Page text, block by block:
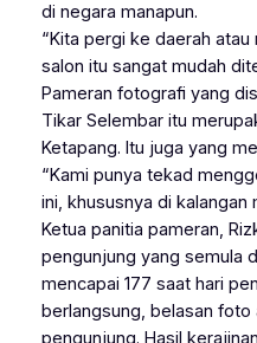
di negara manapun.
“Kita pergi ke daerah
salon itu sangat mudah
Pameran fotografi yang
Tikar Selembar itu
Ketapang. Itu juga yang
“Kami punya tekad
ini, khususnya di kalangan
Ketua panitia pameran,
pengunjung yang semula
mencapai 177 saat hari
berlangsung, belasan foto
pengunjung. Hasil